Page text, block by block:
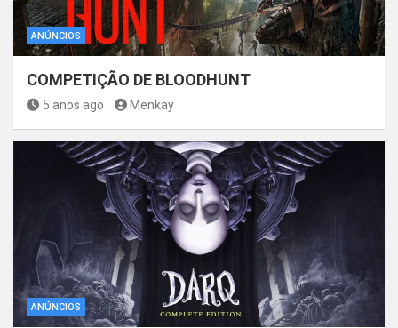
ANÚNCIOS
COMPETIÇÃO DE BLOODHUNT
5 anos ago Menkay
ANÚNCIOS